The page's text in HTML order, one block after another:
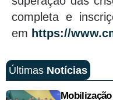
completa e
em https://
Últimas Notícias